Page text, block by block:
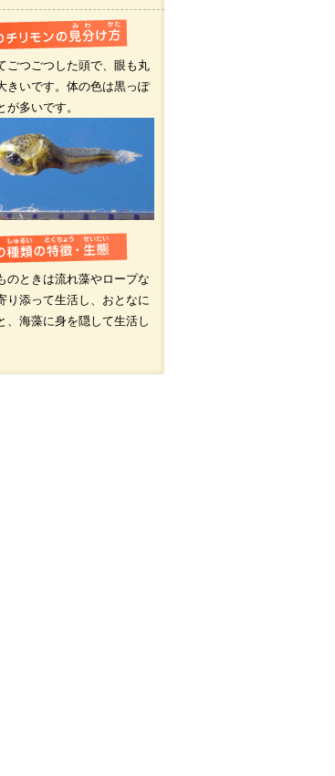
ごつごつした頭で、眼も丸
きいです。体の色は黒っぽ
が多いです。
のときは流れ藻やロープな
り添って生活し、おとなに
、海藻に身を隠して生活し